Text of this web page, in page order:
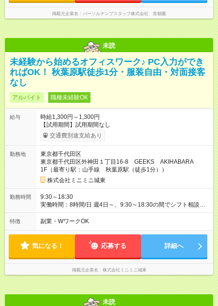
掲載元企業名 パーソルテンプスタッフ株式会社 首都圏
未読
未経験から始めるオフィスワーク♪ PC入力ができ
ればOK！ 秋葉原駅徒歩1分・服装自由・対面接客
なし
アルバイト 職種未経験OK
給与
時給1,300円～1,300円
【試用期間】試用期間なし
交通費別途支給あり
勤務地
東京都千代田区
東京都千代田区外神田１丁目16-8 GEEKS AKIHABARA
1F（最寄り駅：山手線 秋葉原駅（徒歩1分））
株式会社ミニミニ城東
勤務時間
9:30～18:30
実働時間：8時間/日 週4日～、9:30～18:30の間でシフト相談
OK！ あなたのライフスタイルに合わせて、無理のない勤務時間
を一緒に決めましょう。 ガッツリ働きたい方も、時間を調整し
て働きたい方にオススメ。
特徴 副業・WワークOK
気になる！ 応募する 詳細へ
掲載元企業名 株式会社ミニミニ城東
未読